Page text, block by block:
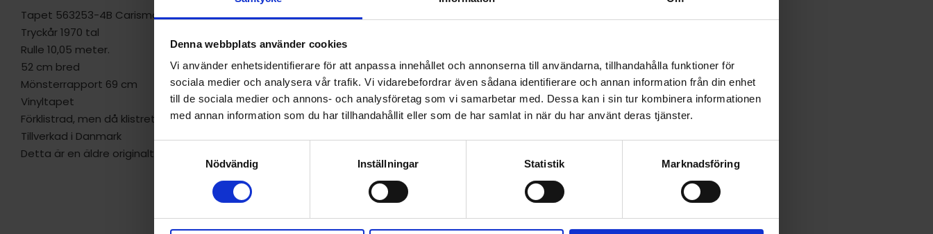
Denna webbplats använder cookies
Vi använder enhetsidentifierare för att anpassa innehållet och annonserna till användarna, tillhandahålla funktioner för
sociala medier och analysera vår trafik. Vi vidarebefordrar även sådana identifierare och annan information från din enhet
till de sociala medier och annons- och analysföretag som vi samarbetar med. Dessa kan i sin tur kombinera informationen
med annan information som du har tillhandahållit eller som de har samlat in när du har använt deras tjänster.
Nödvändig Inställningar Statistik Marknadsföring
Tapet 563253-4B Carisma "Scroll"
Tryckår 1970 tal
Rulle 10,05 meter.
52 cm bred
Mönsterrapport 69 cm
Vinyltapet
Förklistrad, men då klistret är gammalt är det säkrast att tapetsera med nytt klister.
Tillverkad i Danmark
Detta är en äldre originaltapet
F
a
T
w
L
i
P
i